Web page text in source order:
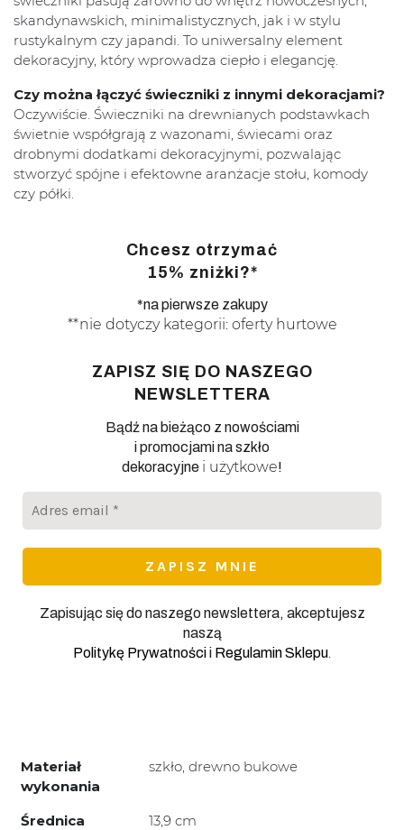
skandynawskich, minimalistycznych, jak i w stylu
rustykalnym czy japandi. To uniwersalny element
dekoracyjny, który wprowadza ciepło i elegancję.
Czy można łączyć świeczniki z innymi dekoracjami?
Oczywiście. Świeczniki na drewnianych podstawkach
świetnie współgrają z wazonami, świecami oraz
drobnymi dodatkami dekoracyjnymi, pozwalając
stworzyć spójne i efektowne aranżacje stołu, komody
czy półki.
Chcesz otrzymać
15% zniżki?*
*na pierwsze zakupy
**nie dotyczy kategorii: oferty hurtowe
ZAPISZ SIĘ DO NASZEGO
NEWSLETTERA
Bądź na bieżąco z nowościami
i promocjami na szkło
dekoracyjne i użytkowe!
Zapisując się do naszego newslettera, akceptujesz
naszą
Politykę Prywatnościi Regulamin Sklepu
Materiał
wykonania
szkło, drewno bukowe
Średnica
13,9 cm